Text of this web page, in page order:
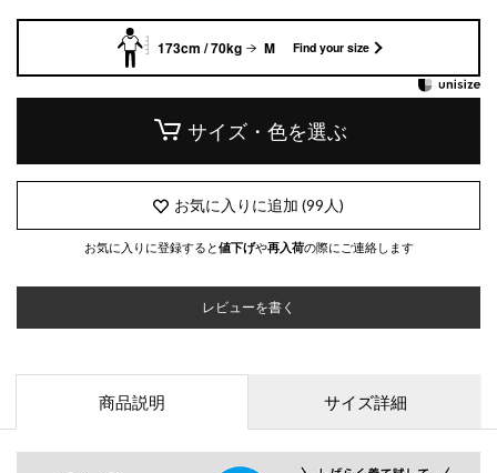
173cm / 70kg M Find your size
サイズ・色を選ぶ
お気に入りに追加 (99 人)
お気に入りに登録すると値下げや再入荷の際にご連絡します
レビューを書く
商品説明 サイズ詳細